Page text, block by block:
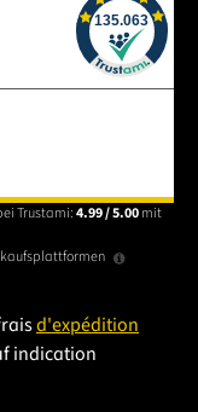
Trustami:4.99 / 5.00mit
d'expédition
indication